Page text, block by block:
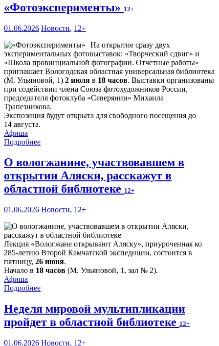
«Фотоэксперименты» 12+
01.06.2026 Новости, 12+
На открытие сразу двух
экспериментальных фотовыставок: «Творческий сдвиг» и
«Школа провинциальной фотографии. Отчетные работы»
приглашает Вологодская областная универсальная библиотека
(М. Ульяновой, 1) 2 июля в 18 часов. Выставки организованы
при содействии члена Союза фотохудожников России,
председателя фотоклуба «Северянин» Михаила
Трапезникова.
Экспозиция будут открыта для свободного посещения до
14 августа.
Афиша
Подробнее
О вологжанине, участвовавшем в
открытии Аляски, расскажут в
областной библиотеке 12+
01.06.2026 Новости, 12+
Лекция «Вологжане открывают Аляску», приуроченная ко
285-летию Второй Камчатской экспедиции, состоится в
пятницу, 26 июня.
Начало в 18 часов (М. Ульяновой, 1, зал № 2).
Афиша
Подробнее
Неделя мировой мультипликации
пройдет в областной библиотеке 12+
01.06.2026 Новости, 12+